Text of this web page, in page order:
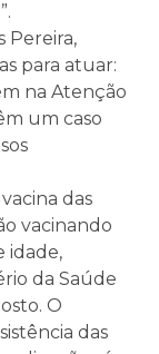
Pereira,
para atuar:
na Atenção
um caso
das
vacinando
idade,
da Saúde
O
das